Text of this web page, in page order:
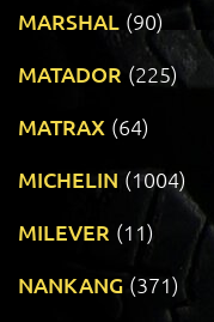
MARSHAL (90)
MATADOR (225)
MATRAX (64)
MICHELIN (1004)
MILEVER (11)
NANKANG (371)